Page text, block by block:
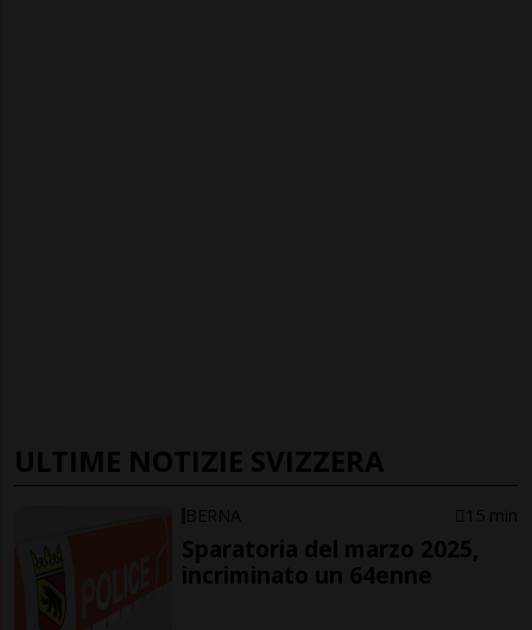
ULTIME NOTIZIE SVIZZERA
BERNA 15 min
Sparatoria del marzo 2025,
incriminato un 64enne